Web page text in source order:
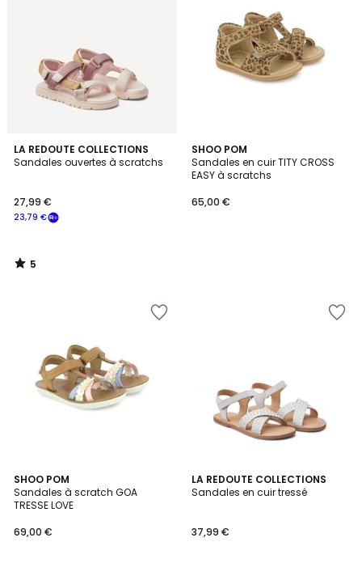
LA REDOUTE COLLECTIONS
Sandales ouvertes à scratchs
23,79 €
27,99 €
5
/
5
/
SHOO POM
Sandales en cuir TITY CROSS
EASY à scratchs
65,00 €
SHOO POM
Sandales à scratch GOA
TRESSE LOVE
69,00 €
1
/
5
LA REDOUTE COLLECTIONS
Sandales en cuir tressé
37,99 €